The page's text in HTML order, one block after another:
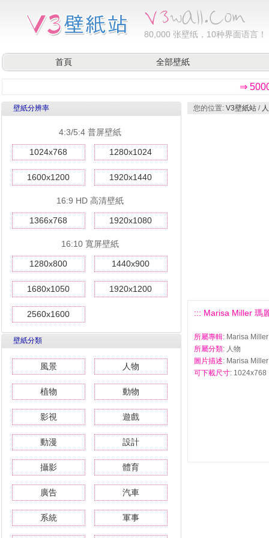
80,000 张壁纸，10种界面语言！
首頁 全部壁紙
⇒
壁紙分辨率
4:3/5:4 普屏壁紙
1024x768 1280x1024
1600x1200 1920x1440
16:9 HD 高清壁紙
1366x768 1920x1080
16:10 寬屏壁紙
1280x800 1440x900
1680x1050 1920x1200
2560x1600
壁紙分類
風景 人物
植物 動物
影視 遊戲
動漫 設計
攝影 體育
廣告 汽車
系統 軍事
您的位置: V3壁紙站 /
::: Marisa Miller 瑪
所屬專輯: Marisa
所屬分類: 人物
圖片描述: Marisa
可下載尺寸: